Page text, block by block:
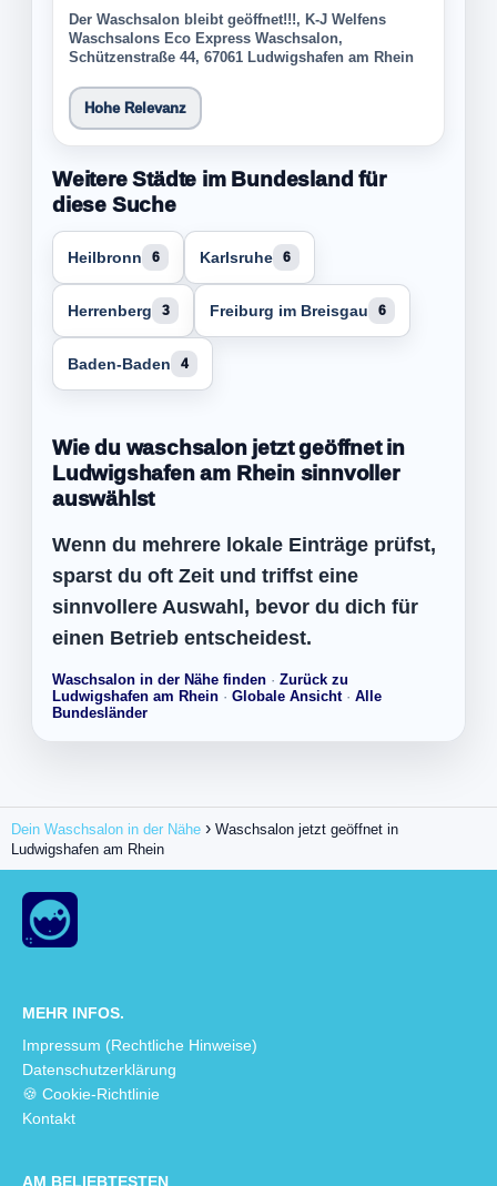
Der Waschsalon bleibt geöffnet!!!, K-J Welfens
Waschsalons Eco Express Waschsalon,
Schützenstraße 44, 67061 Ludwigshafen am Rhein
Hohe Relevanz
Weitere Städte im Bundesland für
diese Suche
Heilbronn 6 Karlsruhe 6
Herrenberg 3 Freiburg im Breisgau 6
Baden-Baden 4
Wie du waschsalon jetzt geöffnet in
Ludwigshafen am Rhein sinnvoller
auswählst
Wenn du mehrere lokale Einträge prüfst,
sparst du oft Zeit und triffst eine
sinnvollere Auswahl, bevor du dich für
einen Betrieb entscheidest.
Waschsalon in der Nähe finden · Zurück zu
Ludwigshafen am Rhein · Globale Ansicht· Alle
Bundesländer
Dein Waschsalon in der Nähe
Waschsalon jetzt geöffnet in
Ludwigshafen am Rhein
MEHR INFOS.
Impressum (Rechtliche Hinweise)
Datenschutzerklärung
🍪 Cookie-Richtlinie
Kontakt
AM BELIEBTESTEN